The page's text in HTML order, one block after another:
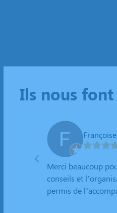
Ils nous
Merci beaucoup
conseils et
permis de